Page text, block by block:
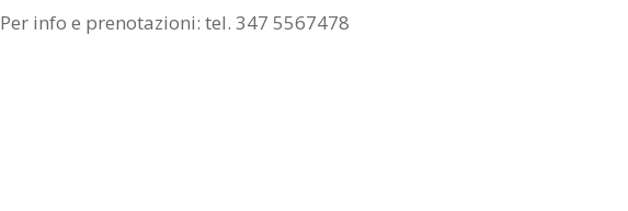
Per info e prenotazioni: tel. 347 5567478